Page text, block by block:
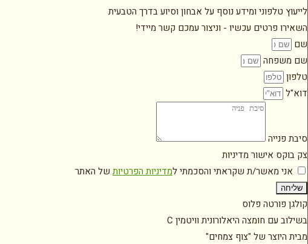
לייעוץ טלפוני ומידע נוסף על אבחון וסיוע בדרך הטבעית
השאירו פרטים עכשיו - וניצור עמכם קשר מיידי!
שם
שם משפחה
טלפון
דוא"ל
סיבת פנייה
צק בוקס אישור מדיניות
אני מאשר/ת שקראתי והסכמתי למדיניות הפרטיות של האתר
שליחה
קולגן פורטה פלוס
בשילוב עם חומצה היאלורונית וויטמין C
מבית היוצר של "צוף צמחים"